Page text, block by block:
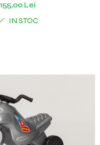
155,00 Lei
IN STOC